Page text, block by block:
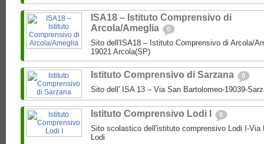
ISA18 – Istituto Comprensivo di
Arcola/Ameglia
0
Sito dell'ISA18 – Istituto Comprensivo di Arcola/
19021 Arcola(SP)
Istituto Comprensivo di Sarzana 0
Sito dell' ISA 13 – Via San Bartolomeo-19039-
Istituto Comprensivo Lodi I 0
Sito scolastico dell'istituto comprensivo Lodi I-Via
Lodi